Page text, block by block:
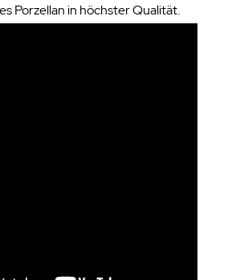
Porzellan in höchster Qualität.